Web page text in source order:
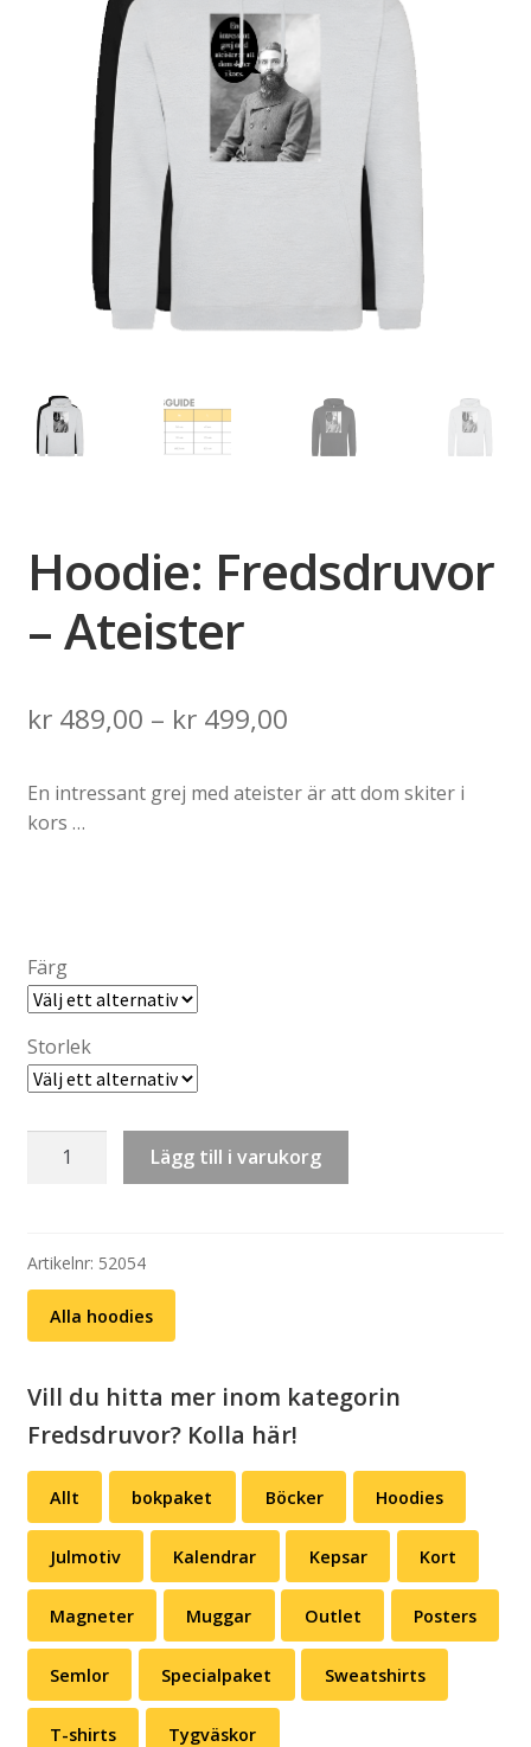
Hoodie: Fredsdruvor
– Ateister
kr489,00 – kr499,00Price
kr 489,00
En intressant grej med ateister är att dom skiter i
kors …
Färg
Storlek
Hoodie:
mängd
Lägg till i varukorg
Artikelnr: 52054
Alla hoodies
Vill du hitta mer inom kategorin
Fredsdruvor? Kolla här!
Allt bokpaket Böcker Hoodies
Julmotiv Kalendrar Kepsar Kort
Magneter Muggar Outlet Posters
Semlor Specialpaket Sweatshirts
T-shirts Tygväskor